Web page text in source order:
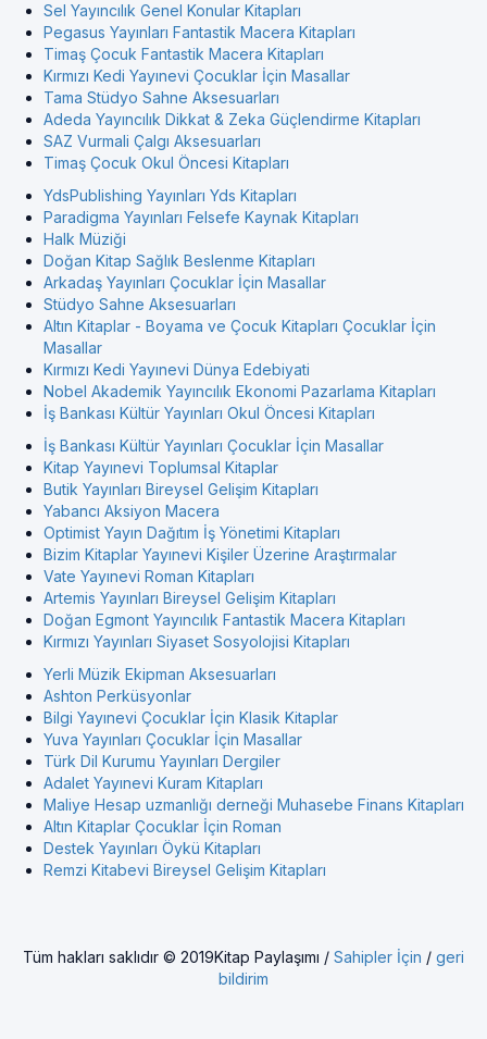
Sel Yayıncılık Genel Konular Kitapları
Pegasus Yayınları Fantastik Macera Kitapları
Timaş Çocuk Fantastik Macera Kitapları
Kırmızı Kedi Yayınevi Çocuklar İçin Masallar
Tama Stüdyo Sahne Aksesuarları
Adeda Yayıncılık Dikkat & Zeka Güçlendirme Kitapları
SAZ Vurmali Çalgı Aksesuarları
Timaş Çocuk Okul Öncesi Kitapları
YdsPublishing Yayınları Yds Kitapları
Paradigma Yayınları Felsefe Kaynak Kitapları
Halk Müziği
Doğan Kitap Sağlık Beslenme Kitapları
Arkadaş Yayınları Çocuklar İçin Masallar
Stüdyo Sahne Aksesuarları
Altın Kitaplar - Boyama ve Çocuk Kitapları Çocuklar İçin
Masallar
Kırmızı Kedi Yayınevi Dünya Edebiyati
Nobel Akademik Yayıncılık Ekonomi Pazarlama Kitapları
İş Bankası Kültür Yayınları Okul Öncesi Kitapları
İş Bankası Kültür Yayınları Çocuklar İçin Masallar
Kitap Yayınevi Toplumsal Kitaplar
Butik Yayınları Bireysel Gelişim Kitapları
Yabancı Aksiyon Macera
Optimist Yayın Dağıtım İş Yönetimi Kitapları
Bizim Kitaplar Yayınevi Kişiler Üzerine Araştırmalar
Vate Yayınevi Roman Kitapları
Artemis Yayınları Bireysel Gelişim Kitapları
Doğan Egmont Yayıncılık Fantastik Macera Kitapları
Kırmızı Yayınları Siyaset Sosyolojisi Kitapları
Yerli Müzik Ekipman Aksesuarları
Ashton Perküsyonlar
Bilgi Yayınevi Çocuklar İçin Klasik Kitaplar
Yuva Yayınları Çocuklar İçin Masallar
Türk Dil Kurumu Yayınları Dergiler
Adalet Yayınevi Kuram Kitapları
Maliye Hesap uzmanlığı derneği Muhasebe Finans Kitapları
Altın Kitaplar Çocuklar İçin Roman
Destek Yayınları Öykü Kitapları
Remzi Kitabevi Bireysel Gelişim Kitapları
Tüm hakları saklıdır © 2019Kitap Paylaşımı / Sahipler İçin / geri
bildirim